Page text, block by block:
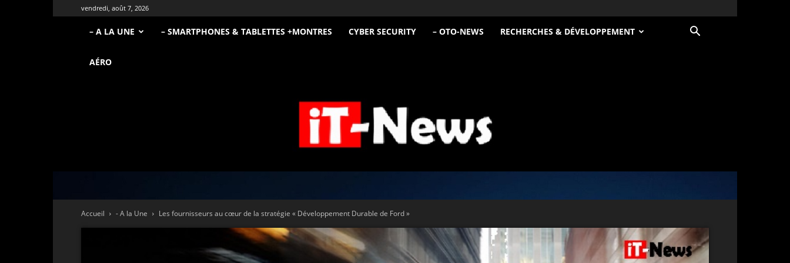
vendredi, août 7, 2026
– A LA UNE – SMARTPHONES & TABLETTES +MONTRES CYBER SECURITY – OTO-NEWS RECHERCHES & DÉVELOPPEMENT
AÉRO
iT
Accueil
- A la Une Les fournisseurs au cœur de la stratégie « Développement Durable de Ford »